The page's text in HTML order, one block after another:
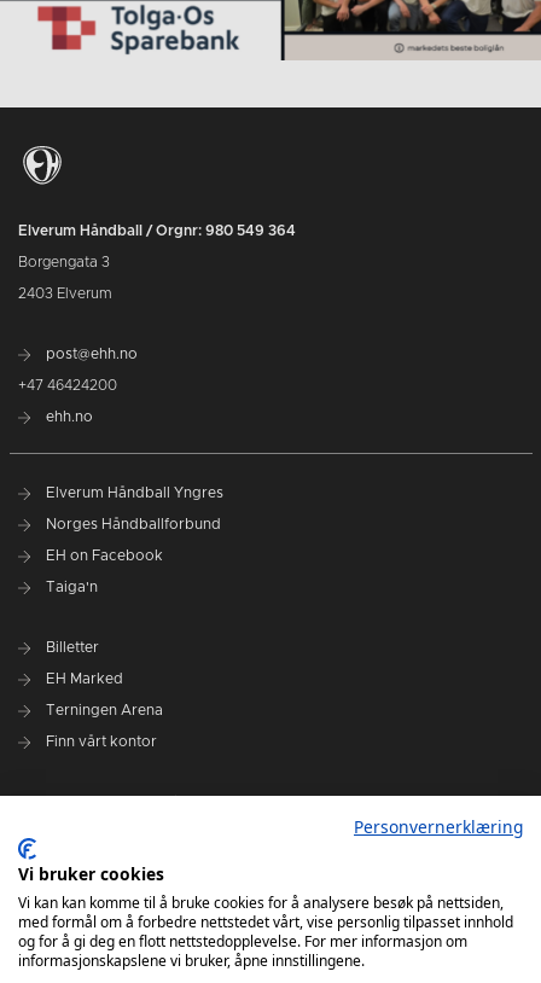
Elverum Håndball / Orgnr: 980 549 364
Borgengata 3
2403 Elverum
post@ehh.no
+47 46424200
ehh.no
Elverum Håndball Yngres
Norges Håndballforbund
EH on Facebook
Taiga'n
Billetter
EH Marked
Terningen Arena
Finn vårt kontor
Administrasjonen i Elverum Håndball
Styre og utvalg
VARSLINGSRUTINER FOR ELVERUM HÅNDBALL
Personvernerklæring
Vi bruker cookies
Vi kan kan komme til å bruke cookies for å analysere besøk på nettsiden,
med formål om å forbedre nettstedet vårt, vise personlig tilpasset innhold
og for å gi deg en flott nettstedopplevelse. For mer informasjon om
informasjonskapslene vi bruker, åpne innstillingene.